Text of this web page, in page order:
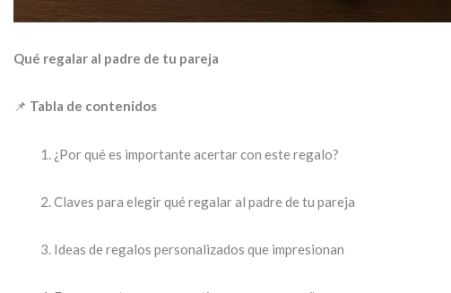
Qué regalar al padre de tu pareja
📌 Tabla de contenidos
¿Por qué es importante acertar con este regalo?
Claves para elegir qué regalar al padre de tu pareja
Ideas de regalos personalizados que impresionan